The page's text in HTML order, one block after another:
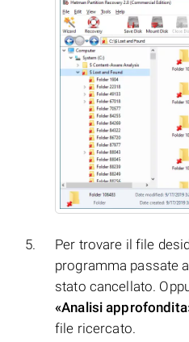
Per trovare il file
programma passate
stato cancellato.
«Analisi
file ricercato.